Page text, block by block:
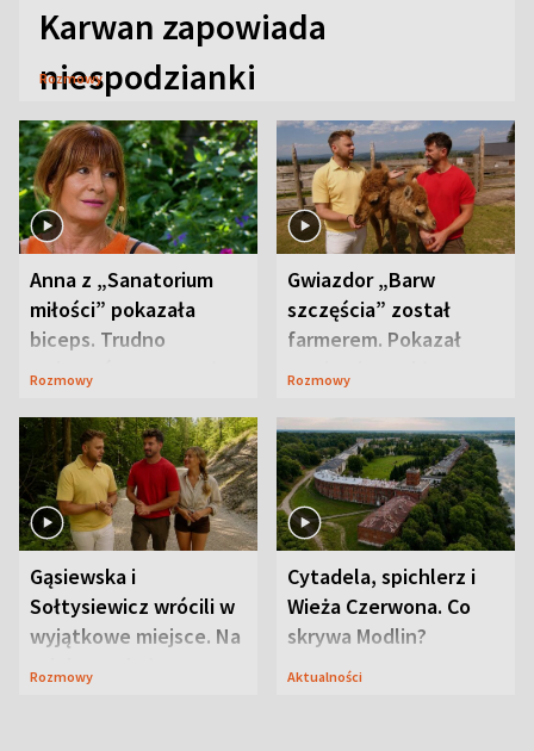
Karwan zapowiada
niespodzianki
Rozmowy
Anna z „Sanatorium
miłości” pokazała
biceps. Trudno
uwierzyć, co przeszła
Rozmowy
Gwiazdor „Barw
szczęścia” został
farmerem. Pokazał
swoje niezwykłe
Rozmowy
Gąsiewska i
Sołtysiewicz wrócili w
wyjątkowe miejsce. Na
szlaku czekał
Rozmowy
Cytadela, spichlerz i
Wieża Czerwona. Co
skrywa Modlin?
Aktualności